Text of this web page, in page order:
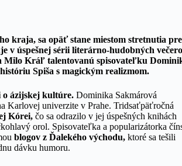
kraja, sa opäť stane miestom stretnutia pre
úspešnej sérii literárno-hudobných
Milo Kráľ talentovanú spisovateľku
Spiša s magickým realizmom.
o ázijskej kultúre. Dominika Sakmárová
Karlovej univerzite v Prahe. Tridsaťpäťročná
Kórei, čo sa odrazilo v jej úspešných knihách
orol. Spisovateľka a popularizátorka
blogov z Ďalekého východu, ktoré sa tešili
dávku humoru.